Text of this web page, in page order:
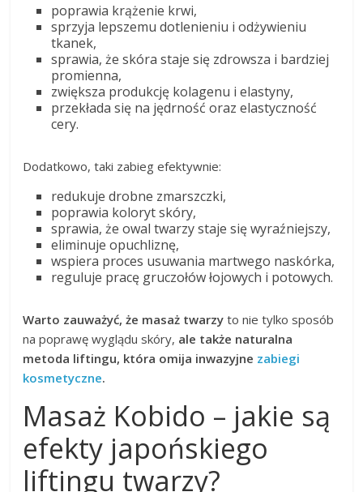
poprawia krążenie krwi,
sprzyja lepszemu dotlenieniu i odżywieniu
tkanek,
sprawia, że skóra staje się zdrowsza i bardziej
promienna,
zwiększa produkcję kolagenu i elastyny,
przekłada się na jędrność oraz elastyczność
cery.
Dodatkowo, taki zabieg efektywnie:
redukuje drobne zmarszczki,
poprawia koloryt skóry,
sprawia, że owal twarzy staje się wyraźniejszy,
eliminuje opuchliznę,
wspiera proces usuwania martwego naskórka,
reguluje pracę gruczołów łojowych i potowych.
Warto zauważyć, że masaż twarzy to nie tylko sposób
na poprawę wyglądu skóry, ale także naturalna
metoda liftingu, która omija inwazyjne zabiegi
kosmetyczne.
Masaż Kobido – jakie są
efekty japońskiego
liftingu twarzy?